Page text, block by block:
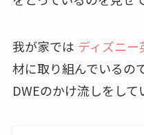
我が家では ディズニー
材に取り組んでいるの
DWEのかけ流しをして